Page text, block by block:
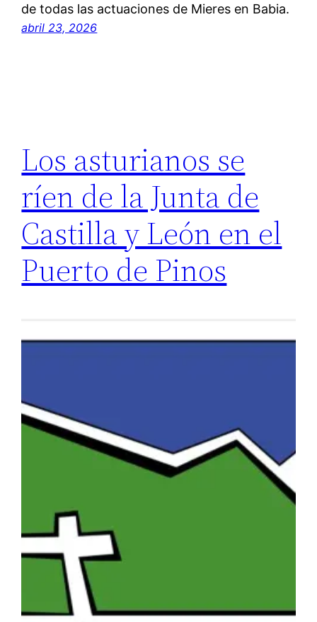
de todas las actuaciones de Mieres en Babia.
abril 23, 2026
Los asturianos se
ríen de la Junta de
Castilla y León en el
Puerto de Pinos